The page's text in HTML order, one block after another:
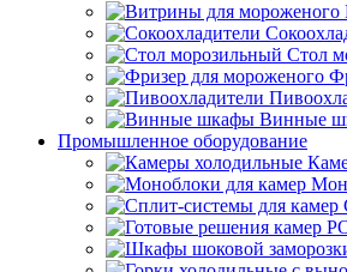
Стол
Винные
Промышленное оборудование